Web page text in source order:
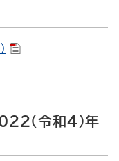
（令和4）年